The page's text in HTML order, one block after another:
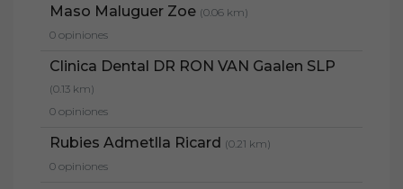
Maso Maluguer Zoe (0.06 km)
0 opiniones
Clinica Dental DR RON VAN Gaalen SLP
(0.13 km)
0 opiniones
Rubies Admetlla Ricard (0.21 km)
0 opiniones